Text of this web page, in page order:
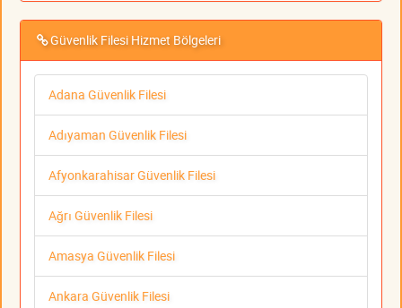
Güvenlik Filesi Hizmet Bölgeleri
Adana Güvenlik Filesi
Adıyaman Güvenlik Filesi
Afyonkarahisar Güvenlik Filesi
Ağrı Güvenlik Filesi
Amasya Güvenlik Filesi
Ankara Güvenlik Filesi